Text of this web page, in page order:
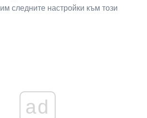
следните настройки към този
ad